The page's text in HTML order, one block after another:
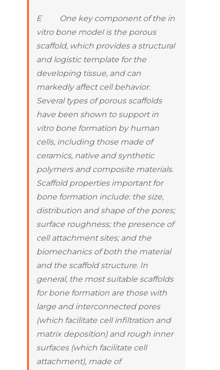
E One key component of the in
vitro bone model is the porous
scaffold, which provides a structural
and logistic template for the
developing tissue, and can
markedly affect cell behavior.
Several types of porous scaffolds
have been shown to support in
vitro bone formation by human
cells, including those made of
ceramics, native and synthetic
polymers and composite materials.
Scaffold properties important for
bone formation include: the size,
distribution and shape of the pores;
surface roughness; the presence of
cell attachment sites; and the
biomechanics of both the material
and the scaffold structure. In
general, the most suitable scaffolds
for bone formation are those with
large and interconnected pores
(which facilitate cell infiltration and
matrix deposition) and rough inner
surfaces (which facilitate cell
attachment), made of